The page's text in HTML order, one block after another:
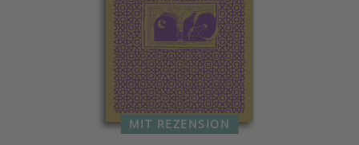
MIT REZENSION